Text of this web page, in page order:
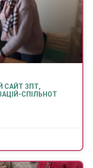
САЙТ ЗПТ,
СПІЛЬНОТ